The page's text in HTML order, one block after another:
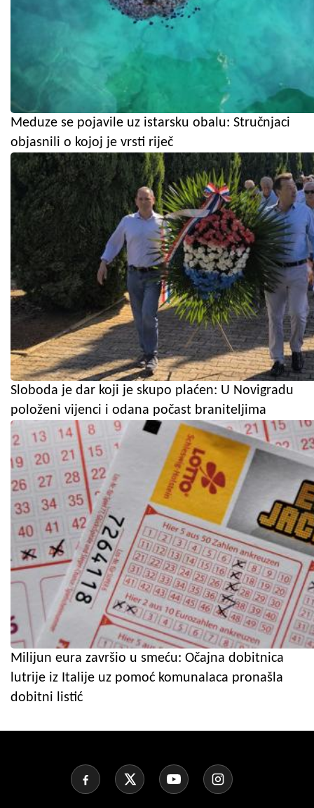
Meduze se pojavile uz istarsku obalu: Stručnjaci
objasnili o kojoj je vrsti riječ
Sloboda je dar koji je skupo plaćen: U Novigradu
položeni vijenci i odana počast braniteljima
Milijun eura završio u smeću: Očajna dobitnica
lutrije iz Italije uz pomoć komunalaca pronašla
dobitni listić